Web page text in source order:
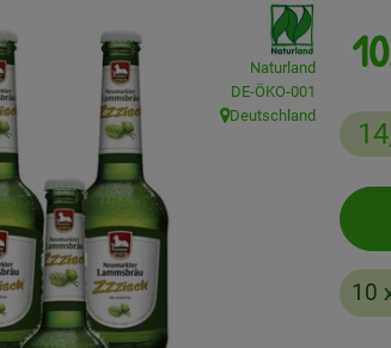
, Verband:
Naturland
, Kontrollstelle:
DE-ÖKO-001
, Herkunft:
Deutschland
10